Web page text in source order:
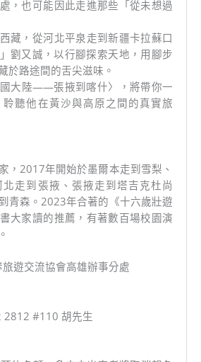
，也可能因此走進那些「從未想過
藏，從河北平泉走到新疆卡拉蘇口
劉又誠，以行腳探索天地，用腳步
於路途間的舌尖滋味。
大陸——張掖到喀什〉，將帶你一
聽他在黃沙與高原之間的真實旅
，2017年開始於墨爾本走到雪梨、
北走到張掖、張掖走到塔吉克杜尚
青森。2023年合著的《十六歲壯遊
大家讀的推薦，有著數百場校園演
遊交流協會高雄辦事分處
2812 #110 胡先生